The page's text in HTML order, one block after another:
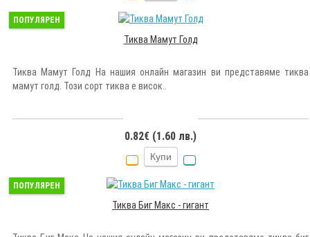
ПОПУЛЯРЕН
Тиква Мамут Голд
Тиква Мамут Голд На нашия онлайн магазин ви представяме тиква
мамут голд. Този сорт тиква е висок..
0.82€ (1.60 лв.)
Купи
ПОПУЛЯРЕН
Тиква Биг Макс - гигант